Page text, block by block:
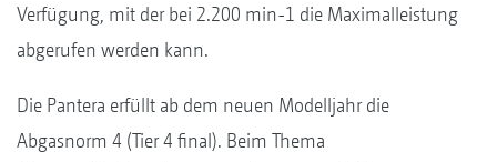
Verfügung, mit der bei 2.200 min-1 die Maximalleistung
abgerufen werden kann.
Die Pantera erfüllt ab dem neuen Modelljahr die
Abgasnorm 4 (Tier 4 final). Beim Thema